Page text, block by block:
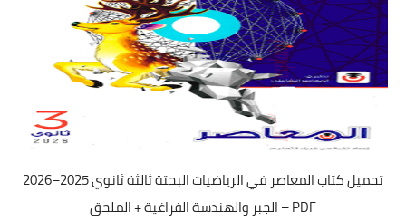
تحميل كتاب المعاصر في الرياضيات البحتة ثالثة ثانوي 2025–2026
PDF – الجبر والهندسة الفراغية + الملحق